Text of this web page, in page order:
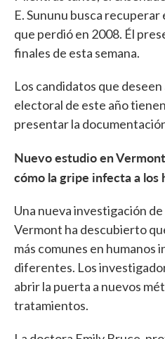
E. Sununu busca recuperar
que perdió en 2008. Él
finales de esta semana.
Los candidatos que
electoral de este año
presentar la
Nuevo estudio en
cómo la gripe infecta a los
Una nueva investigación
Vermont ha descubierto
más comunes en humanos
diferentes. Los
abrir la puerta a nuevos
tratamientos.